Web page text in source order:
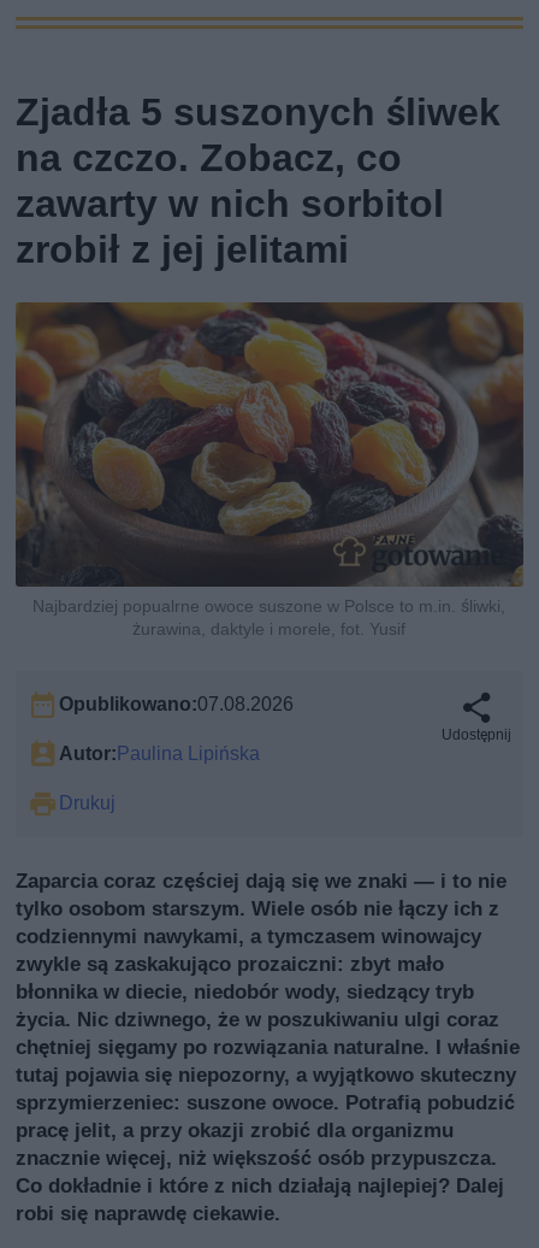
Zjadła 5 suszonych śliwek
na czczo. Zobacz, co
zawarty w nich sorbitol
zrobił z jej jelitami
Najbardziej popualrne owoce suszone w Polsce to m.in. śliwki,
żurawina, daktyle i morele, fot. Yusif
Opublikowano:07.08.2026
Autor: Paulina Lipińska
Drukuj
Udostępnij
Zaparcia coraz częściej dają się we znaki — i to nie
tylko osobom starszym. Wiele osób nie łączy ich z
codziennymi nawykami, a tymczasem winowajcy
zwykle są zaskakująco prozaiczni: zbyt mało
błonnika w diecie, niedobór wody, siedzący tryb
życia. Nic dziwnego, że w poszukiwaniu ulgi coraz
chętniej sięgamy po rozwiązania naturalne. I właśnie
tutaj pojawia się niepozorny, a wyjątkowo skuteczny
sprzymierzeniec: suszone owoce. Potrafią pobudzić
pracę jelit, a przy okazji zrobić dla organizmu
znacznie więcej, niż większość osób przypuszcza.
Co dokładnie i które z nich działają najlepiej? Dalej
robi się naprawdę ciekawie.